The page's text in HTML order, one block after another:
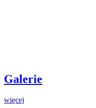
Galerie
więcej